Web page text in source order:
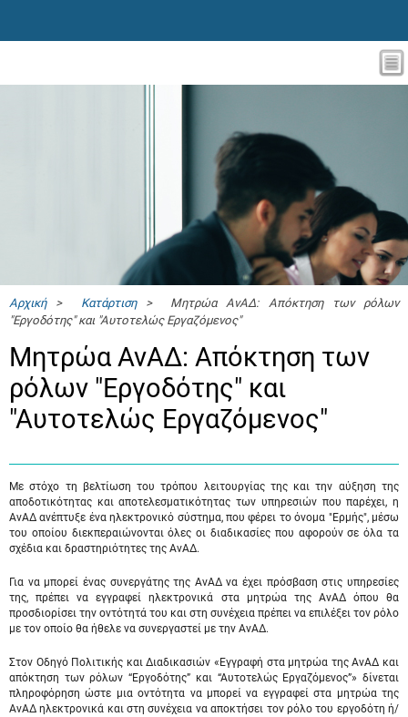
Αρχική> Κατάρτιση> Μητρώα ΑνΑΔ: Απόκτηση των ρόλων
"Εργοδότης" και "Αυτοτελώς Eργαζόμενος"
Μητρώα ΑνΑΔ: Απόκτηση των
ρόλων "Εργοδότης" και
"Αυτοτελώς Eργαζόμενος"
Με στόχο τη βελτίωση του τρόπου λειτουργίας της και την αύξηση της
αποδοτικότητας και αποτελεσματικότητας των υπηρεσιών που παρέχει, η
ΑνΑΔ ανέπτυξε ένα ηλεκτρονικό σύστημα, που φέρει το όνομα "Ερμής", μέσω
του οποίου διεκπεραιώνονται όλες οι διαδικασίες που αφορούν σε όλα τα
σχέδια και δραστηριότητες της ΑνΑΔ.
Για να μπορεί ένας συνεργάτης της ΑνΑΔ να έχει πρόσβαση στις υπηρεσίες
της, πρέπει να εγγραφεί ηλεκτρονικά στα μητρώα της ΑνΑΔ όπου θα
προσδιορίσει την οντότητά του και στη συνέχεια πρέπει να επιλέξει τον ρόλο
με τον οποίο θα ήθελε να συνεργαστεί με την ΑνΑΔ.
Στον Οδηγό Πολιτικής και Διαδικασιών «Εγγραφή στα μητρώα της ΑνΑΔ και
απόκτηση των ρόλων “Εργοδότης” και “Αυτοτελώς Εργαζόμενος”» δίνεται
πληροφόρηση ώστε μια οντότητα να μπορεί να εγγραφεί στα μητρώα της
ΑνΑΔ ηλεκτρονικά και στη συνέχεια να αποκτήσει τον ρόλο του εργοδότη ή/